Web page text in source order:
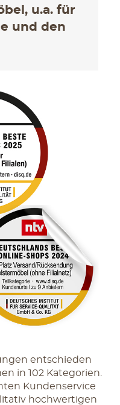
u.a. für
und den
entschieden
in 102 Kategorien.
Kundenservice
hochwertigen